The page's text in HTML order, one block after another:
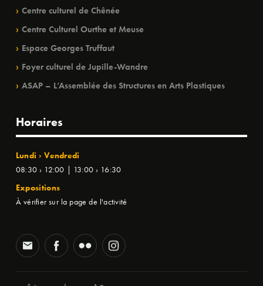
Centre culturel de Chênée
Centre Culturel Ourthe et Meuse
Espace Georges Truffaut
Foyer culturel de Jupille-Wandre
ASAP – L’Assemblée des Structures en Arts Plastiques
Horaires
Lundi › Vendredi
08:30 › 12:00 | 13:00 › 16:30
Expositions
À vérifier sur la page de l'activité